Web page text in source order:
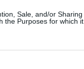
Sale, and/or Sharing
the Purposes for which it
είναι το #1;
,Μπακς(757
αφορά τα